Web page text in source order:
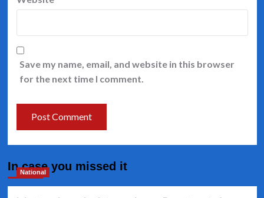
Save my name, email, and website in this browser
for the next time I comment.
In case you missed it
National